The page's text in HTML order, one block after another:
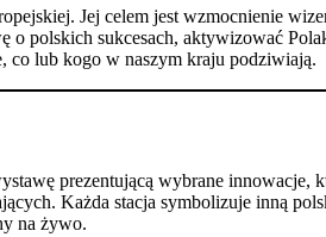
Jej celem jest wzmocnienie
sukcesach, aktywizować
lub kogo w naszym kraju podziwiają.
prezentującą wybrane
Każda stacja symbolizuje inną
na żywo.